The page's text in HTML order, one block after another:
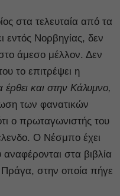
στα τελευταία από τα
εντός Νορβηγίας, δεν
στο άμεσο μέλλον. Δεν
το επιτρέψει η
και στην Κάλυμνο,
των φανατικών
ο πρωταγωνιστής του
Ο Νέσμπο έχει
αναφέρονται στα βιβλία
Πράγα, στην οποία πήγε